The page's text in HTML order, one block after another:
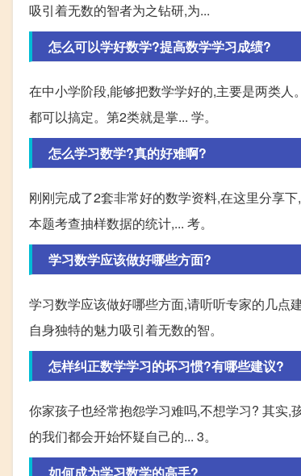
吸引着无数的智者为之钻研,为...
怎么可以学好数学?提高数学学习成绩?
在中小学阶段,能够把数学学好的,主要是两类
都可以搞定。第2类就是掌... 学。
怎么学习数学?真的好难啊?
刚刚完成了2套非常好的数学资料,在这里分享
本题考查抽样数据的统计,... 考。
学习数学应该做好哪些方面?
学习数学应该做好哪些方面,请听听专家的几点
自身独特的魅力吸引着无数的智。
怎样纠正数学学习的坏习惯?有哪些建议?
你家孩子也经常抱怨学习难吗,不想学习? 其实,
的我们都会开始怀疑自己的... 3。